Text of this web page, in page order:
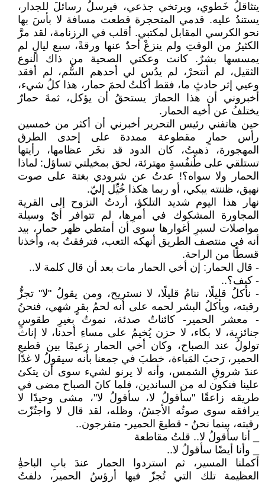
يتثاقلُ خَطوي، ويرتخي جذعي، فيرسلُ رسائلَ للجدار،
يستندُ عليه. قدمي المتحجرة قطعت مسافة لا بأسَ بها
نحو الكرسي المقابل لمكتبي. أقلب في الرزنامة، لقد مرَّ
الكثيرُ من الوقتِ ولم ينزعْ أحدٌ عنها ورقةً، سبع ليالٍ لم
يمسسها بشرٌ. كانت وعكتي الصحية من ذاك النوع
الثقيل، لم أنتحرْ، لم يدُس لي أحدهم السُّم، لم أفقد
وعيي إثر حادثٍ ما، فقط أكلتُ لحمَ حمار، هذا كلُ شيء،
أخبروني أن هذا الحمارَ يستحقُ أن يؤكل، ثمةَ حمارٌ
يختلفُ عن أخيه الحمار.
حين هاتفني رئيس التحرير أخبرني أن أكثر من خمسين
رأس حمارٍ مقطوعة ممددة على إحدى الطرق
المهجورة، ذهبتُ، كان الدود قد نخَر عظامها، رأيتها
تستلقي على طُنفُسةٍ مهترئة، لحق بمخيلتي تساؤل: لماذا
الحمار ولا سواه؟! عدتُ عن شرودي بغتة على صوت
نهيق، ظننته يبكي، أو ربما هكذا خُيِّل إليّ.
نهار هذا اليوم شديد التلكؤ، أردتُ النزوح إلى القرية
المجاورة المشكوك في أمرِها، لم تتوافر أيّ وسيلة
مواصلات لسبرِ أغوارها سوى أن أمتطي ظهر حمار، بيد
أنه في منتصف الطريق أنهكه التعب، فترفقتُ به، وأخذنا
قسطًا من الراحة.
- قال الحمار: إن أخي الحمار مات بعد أن قال كلمة لا..
- كيف؟..
- نأكلُ قليلًا، ننامُ قليلًا، لا نستريح، ومن يقولُ "لا" تجزُّ
رقبته، ويأكلُ البشر لحمه على أنه لحمُ بقرٍ شهي، فنحنُ
- معشر الحمير- كائناتٌ صدئة، نموتُ بغيرِ طقوسٍ
جنائزية، لا بكاء، لا حزن يُخيمُ على مساءِ أحدنا، لا إناث
تولولُ عند الصباح، وكان أخي الحمار زعيمًا بين قطيعِ
الحمير، رَحبَ المَباءة، خطبَ في جمعنا بأنه سيقولُ لا غدًا
عندَ شروقِ الشمس، وأنه لا يرنو لشيء سوى أن يتكئ
علينا فنكون له من الساندين، فلما كانَ الصباح مضى في
طريقه زاعقًا "سأقولُ لا، سأقولُ لا"، مشى وحيدًا لا
يرافقه سوى صوتُه الأجشُ، وظله، لقد قال لا واجتُزّت
رقبته، بينما نحنُ - قطيعَ الحمير- متفرجون..
_ أنا سأقولُ لا.. قلتُ مقاطعة
_ وأنا أيضًا سأقولُ لا..
أكملنا المسير، ثم استردوا الحمار عندَ بابِ الباحةِٰ
العظيمة تلك التي تُجزّ فيها أرؤسُ الحمير، دلفتُ